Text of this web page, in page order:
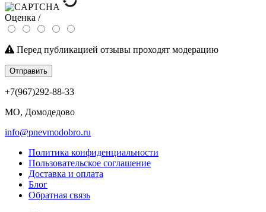
Оценка /
Перед публикацией отзывы проходят модерацию
Отправить
+7(967)292-88-33
МО, Домодедово
info@pnevmodobro.ru
Политика конфиденциальности
Пользовательское соглашение
Доставка и оплата
Блог
Обратная связь